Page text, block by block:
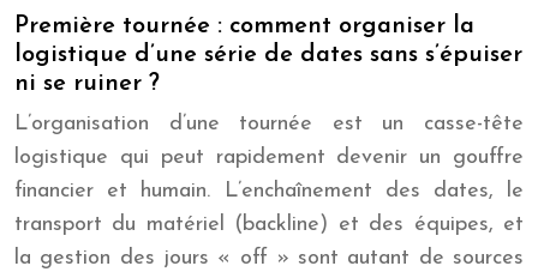
Première tournée : comment organiser la
logistique d’une série de dates sans s’épuiser
ni se ruiner ?
L’organisation d’une tournée est un casse-tête
logistique qui peut rapidement devenir un gouffre
financier et humain. L’enchaînement des dates, le
transport du matériel (backline) et des équipes, et
la gestion des jours « off » sont autant de sources